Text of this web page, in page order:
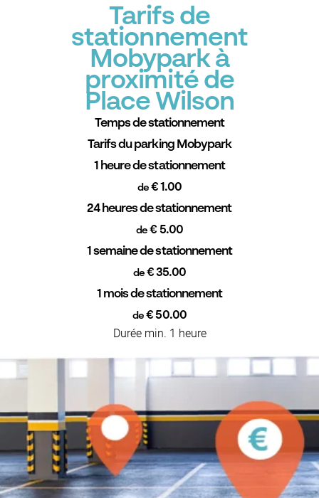
Tarifs de
stationnement
Mobypark à
proximité de
Place Wilson
Temps de stationnement
Tarifs du parking Mobypark
1 heure de stationnement
de€ 1.00
24 heures de stationnement
de € 5.00
1 semaine de stationnement
de€ 35.00
1 mois de stationnement
de € 50.00
Durée min. 1 heure